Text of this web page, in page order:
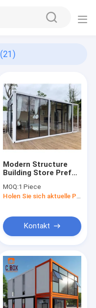
(21)
Modern Structure
Building Store Prefab
Sunrooms Steel Tiny
Prefab Glass Modular
Modern
MOQ:1 Piece
Holen Sie sich aktuelle Preis
Kontakt